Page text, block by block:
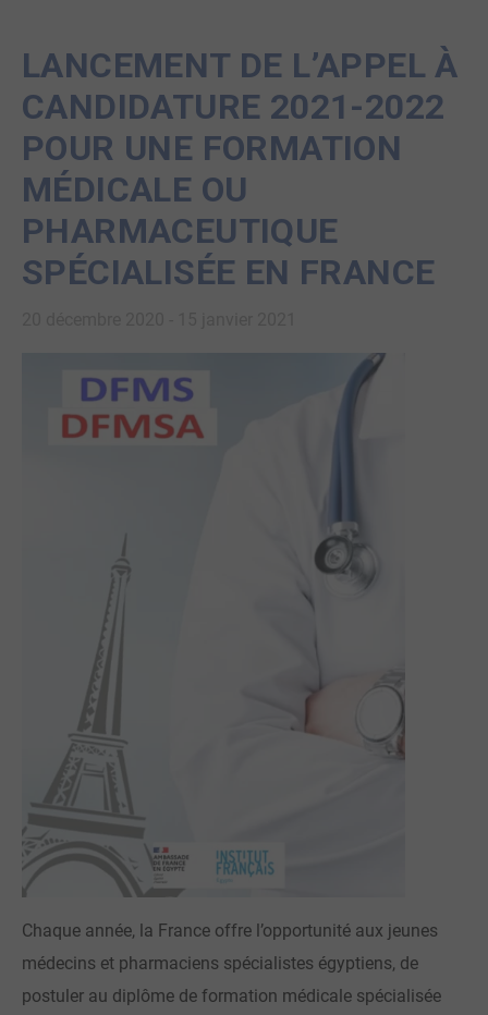
LANCEMENT DE L’APPEL À
CANDIDATURE 2021-2022
POUR UNE FORMATION
MÉDICALE OU
PHARMACEUTIQUE
SPÉCIALISÉE EN FRANCE
Chaque année, la France offre l’opportunité aux jeunes
médecins et pharmaciens spécialistes égyptiens, de
postuler au diplôme de formation médicale spécialisée